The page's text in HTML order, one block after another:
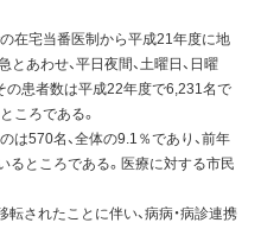
在宅当番医制から平成21年度に地
あわせ、平日夜間、土曜日、日曜
の患者数は平成22年度で6,231名で
ころである。
は570名、全体の9.1％であり、前年
るところである。医療に対する市民
されたことに伴い、病病・病診連携